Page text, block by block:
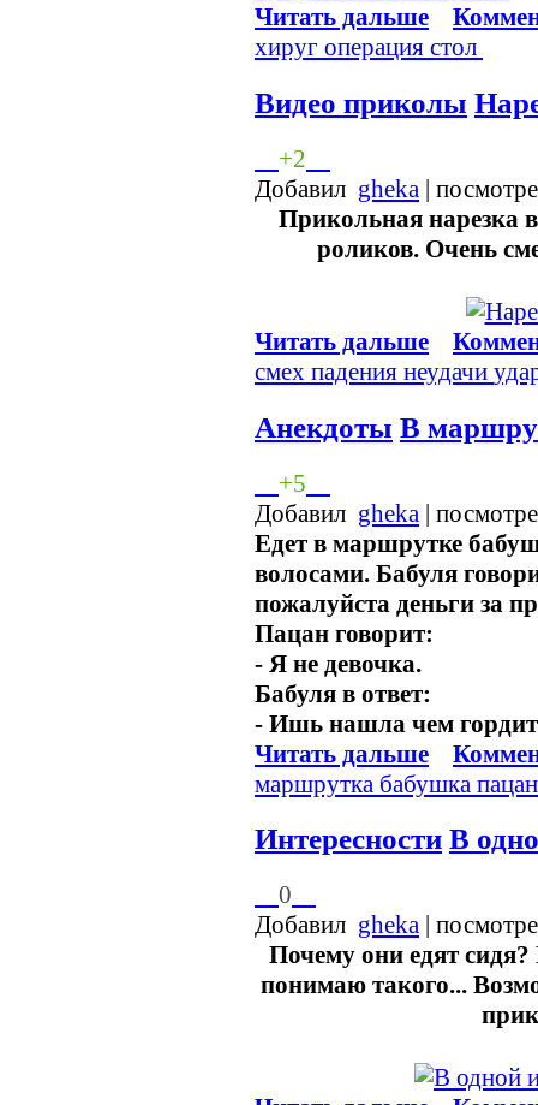
Читать дальше
хируг операция стол
Видео приколы
+2
Добавил gheka |
Прикольная нарезка
роликов. Очень
Читать дальше
смех падения неудачи
Анекдоты В
+5
Добавил gheka |
Едет в маршрутке
волосами. Бабуля
пожалуйста деньги за
Пацан говорит:
- Я не девочка.
Бабуля в ответ:
- Ишь нашла чем
Читать дальше
маршрутка бабушка
Интересности В
0
Добавил gheka |
Почему они едят сидя?
понимаю такого...